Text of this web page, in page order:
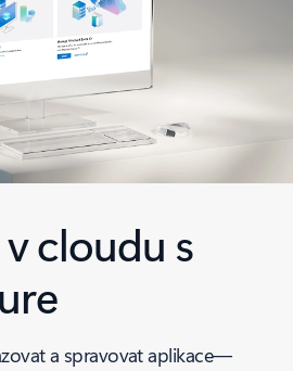
cloudu s
a spravovat aplikace—